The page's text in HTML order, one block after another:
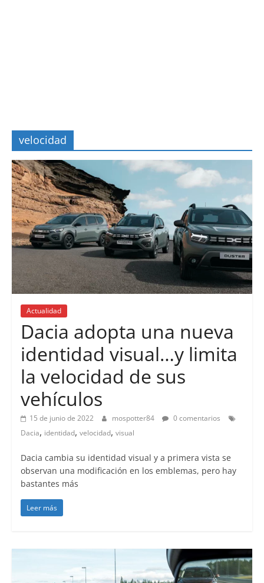
velocidad
Actualidad
Dacia adopta una nueva
identidad visual…y limita
la velocidad de sus
vehículos
15 de junio de 2022 mospotter84
0 comentarios
Dacia, identidad, velocidad, visual
Dacia cambia su identidad visual y a primera vista se
observan una modificación en los emblemas, pero hay
bastantes más
Leer más